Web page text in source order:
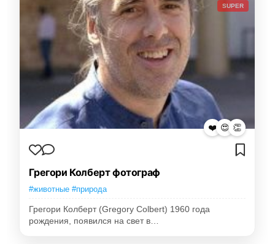
SUPER
❤️ 😍 👏
Грегори Колберт фотограф
#животные #природа
Грегори Колберт (Gregory Colbert) 1960 года
рождения, появился на свет в…